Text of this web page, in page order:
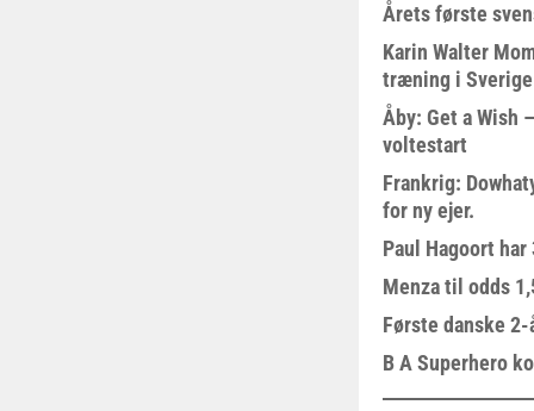
Årets første
Karin Walter
træning i Sverige
Åby: Get a Wish
voltestart
Frankrig:
for ny ejer.
Paul Hagoort
Menza til odds
Første danske
B A Superhero